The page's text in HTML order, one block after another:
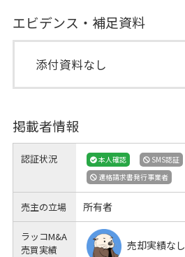
エビデンス・補足資料
添付資料なし
掲載者情報
認証状況 本人確認
SMS認証
適格請求書発行事業者
売主の立場 所有者
ラッコM&A
売買実績
売却実績なし